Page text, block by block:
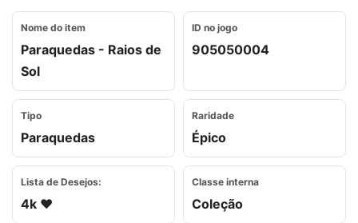
Nome do item
Paraquedas - Raios de
Sol
ID no jogo
905050004
Tipo
Paraquedas
Raridade
Épico
Lista de Desejos:
4k ❤️
Classe interna
Coleção